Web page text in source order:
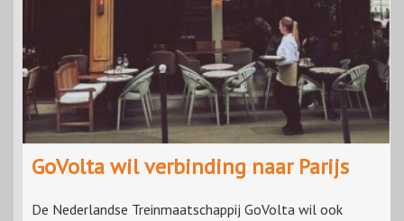
GoVolta wil verbinding naar Parijs
De Nederlandse Treinmaatschappij GoVolta wil ook